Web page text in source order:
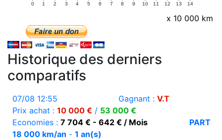
0 1 2 3 4 5 6 7 8 9 10 11 12 13 14
x 10 000 km
Historique des derniers
comparatifs
07/08 12:55 Gagnant : V.T
Prix achat : 10 000 € / 53 000 €
Economies : 7 704 € - 642 € / Mois
PART
18 000 km/an - 1 an(s)